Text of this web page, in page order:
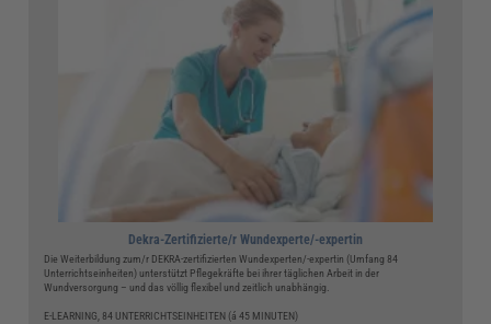
Dekra-Zertifizierte/r Wundexperte/-expertin
Die Weiterbildung zum/r DEKRA-zertifizierten Wundexperten/-expertin (Umfang 84
Unterrichtseinheiten) unterstützt Pflegekräfte bei ihrer täglichen Arbeit in der
Wundversorgung – und das völlig flexibel und zeitlich unabhängig.
E-LEARNING, 84 UNTERRICHTSEINHEITEN (á 45 MINUTEN)